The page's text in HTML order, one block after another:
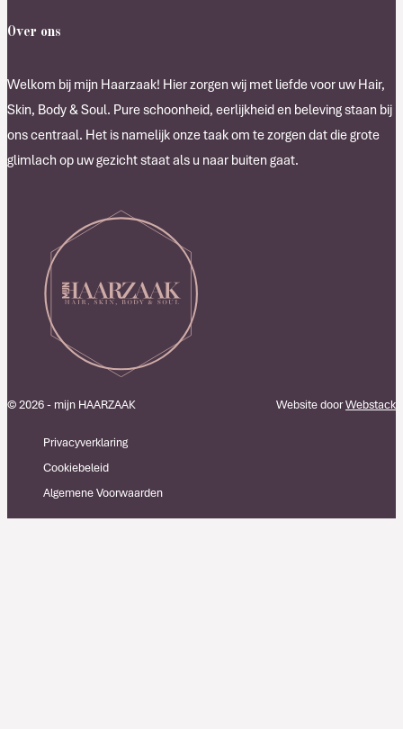
Over ons
Welkom bij mijn Haarzaak! Hier zorgen wij met liefde voor uw Hair,
Skin, Body & Soul. Pure schoonheid, eerlijkheid en beleving staan bij
ons centraal. Het is namelijk onze taak om te zorgen dat die grote
glimlach op uw gezicht staat als u naar buiten gaat.
© 2026 - mijn HAARZAAK
Privacyverklaring
Cookiebeleid
Algemene Voorwaarden
Website doorWebstack